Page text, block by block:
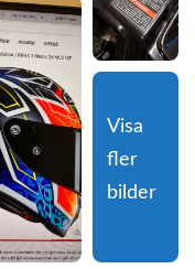
Visa
fler
bilder